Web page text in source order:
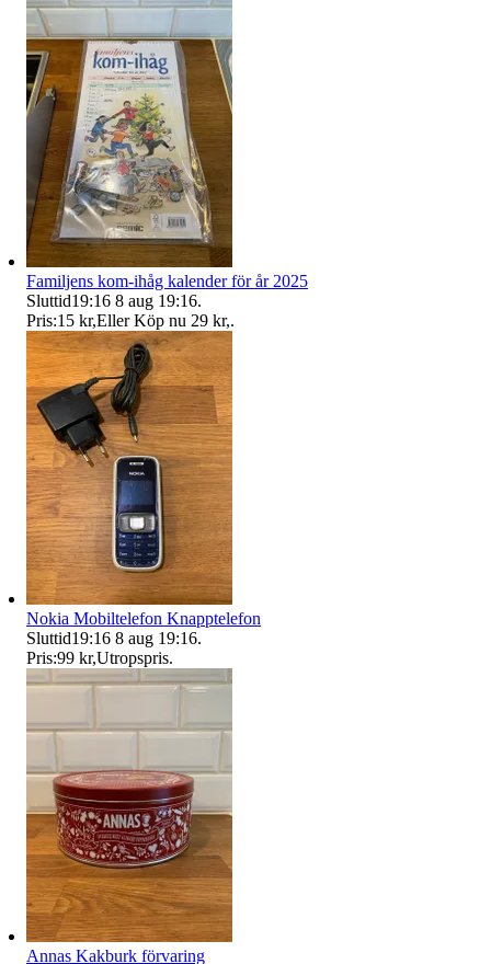
Familjens kom-ihåg kalender för år 2025
Sluttid19:16 8 aug 19:16.
Pris:15 kr,Eller Köp nu 29 kr,.
Nokia Mobiltelefon Knapptelefon
Sluttid19:16 8 aug 19:16.
Pris:99 kr,Utropspris.
Annas Kakburk förvaring